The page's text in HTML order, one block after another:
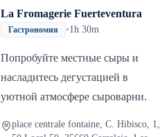
La Fromagerie Fuerteventura
Гастрономия •1h 30m
Попробуйте местные сыры и
насладитесь дегустацией в
уютной атмосфере сыроварни.
place centrale fontaine, C. Hibisco, 1,